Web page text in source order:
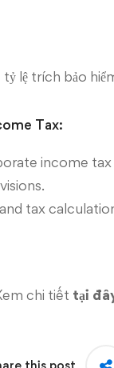
lệ trích bảo
Tax:
income tax
.
tax
chi tiết tại